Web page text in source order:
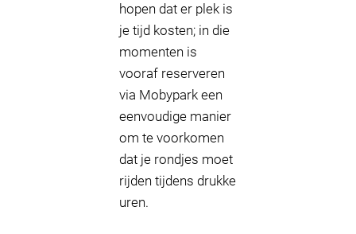
hopen dat er plek is
je tijd kosten; in die
momenten is
vooraf reserveren
via Mobypark een
eenvoudige manier
om te voorkomen
dat je rondjes moet
rijden tijdens drukke
uren.